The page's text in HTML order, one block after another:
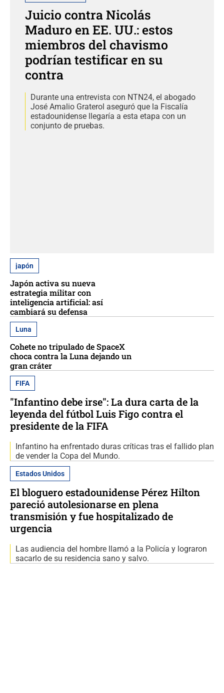
Juicio contra Nicolás
Maduro en EE. UU.: estos
miembros del chavismo
podrían testificar en su
contra
Durante una entrevista con NTN24, el abogado
José Amalio Graterol aseguró que la Fiscalía
estadounidense llegaría a esta etapa con un
conjunto de pruebas.
japón
Japón activa su nueva
estrategia militar con
inteligencia artificial: así
cambiará su defensa
Luna
Cohete no tripulado de SpaceX
choca contra la Luna dejando un
gran cráter
FIFA
"Infantino debe irse": La dura carta de la
leyenda del fútbol Luis Figo contra el
presidente de la FIFA
Infantino ha enfrentado duras críticas tras el fallido plan
de vender la Copa del Mundo.
Estados Unidos
El bloguero estadounidense Pérez Hilton
pareció autolesionarse en plena
transmisión y fue hospitalizado de
urgencia
Las audiencia del hombre llamó a la Policía y lograron
sacarlo de su residencia sano y salvo.